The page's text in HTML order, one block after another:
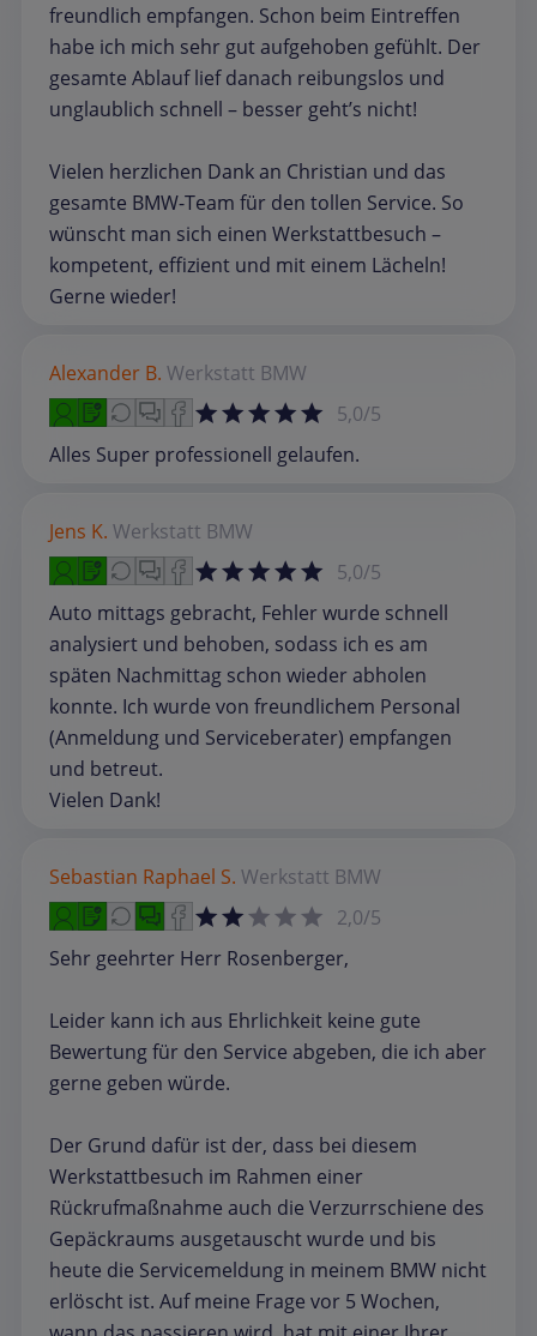
freundlich empfangen. Schon beim Eintreffen
habe ich mich sehr gut aufgehoben gefühlt. Der
gesamte Ablauf lief danach reibungslos und
unglaublich schnell – besser geht’s nicht!
Vielen herzlichen Dank an Christian und das
gesamte BMW-Team für den tollen Service. So
wünscht man sich einen Werkstattbesuch –
kompetent, effizient und mit einem Lächeln!
Gerne wieder!
Alexander B. Werkstatt BMW
5,0/5
Alles Super professionell gelaufen.
Jens K. Werkstatt BMW
5,0/5
Auto mittags gebracht, Fehler wurde schnell
analysiert und behoben, sodass ich es am
späten Nachmittag schon wieder abholen
konnte. Ich wurde von freundlichem Personal
(Anmeldung und Serviceberater) empfangen
und betreut.
Vielen Dank!
Sebastian Raphael S. Werkstatt BMW
2,0/5
Sehr geehrter Herr Rosenberger,
Leider kann ich aus Ehrlichkeit keine gute
Bewertung für den Service abgeben, die ich aber
gerne geben würde.
Der Grund dafür ist der, dass bei diesem
Werkstattbesuch im Rahmen einer
Rückrufmaßnahme auch die Verzurrschiene des
Gepäckraums ausgetauscht wurde und bis
heute die Servicemeldung in meinem BMW nicht
erlöscht ist. Auf meine Frage vor 5 Wochen,